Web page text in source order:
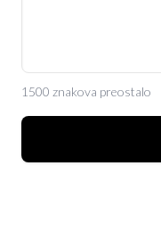
1500 znakova preostalo